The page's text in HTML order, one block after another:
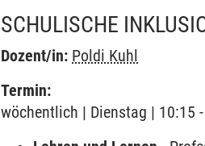
SCHULISCHE
Dozent/in: Poldi Kuhl
Termin:
wöchentlich | Dienstag | 10:15